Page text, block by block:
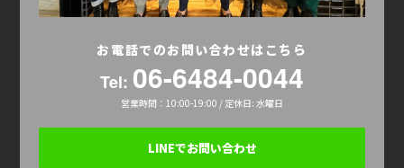
お電話でのお問い合わせはこちら
Tel: 06-6484-0044
営業時間：10:00-19:00 / 定休日: 水曜日
LINEでお問い合わせ